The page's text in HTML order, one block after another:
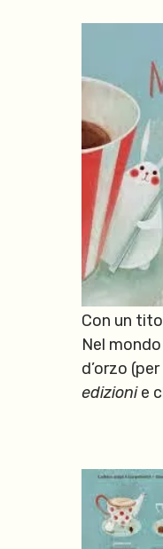
Con un
Nel
d’orzo
edizionie